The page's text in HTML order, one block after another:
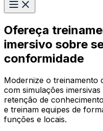
Ofereça
imersivo sobre
conformidade
Modernize o treinamento
com simulações
retenção de
e treinam equipes de
funções e locais.